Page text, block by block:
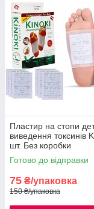
Пластир на стопи
виведення токсинів
шт. Без коробки
Готово до відправки
75 ₴/упаковка
150 ₴/упаковка